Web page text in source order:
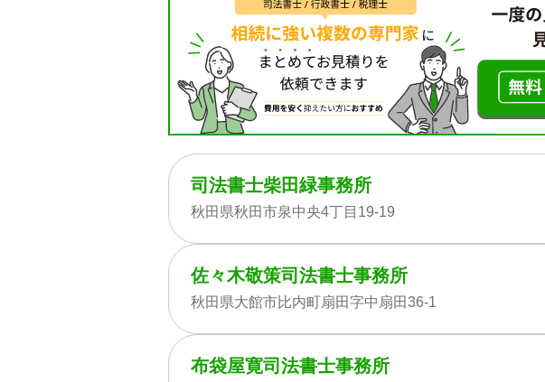
司法書士柴田緑事務所
秋田県秋田市泉中央4丁目19-19
佐々木敬策司法書士事務所
秋田県大館市比内町扇田字中扇田36-1
布袋屋寛司法書士事務所